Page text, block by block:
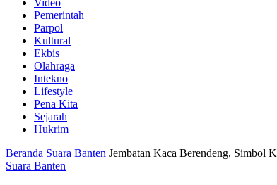
Video
Pemerintah
Parpol
Kultural
Ekbis
Olahraga
Intekno
Lifestyle
Pena Kita
Sejarah
Hukrim
Beranda Suara Banten Jembatan Kaca Berendeng, Simbol
Suara Banten